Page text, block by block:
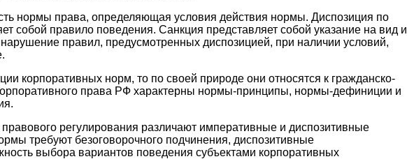
нормы права, определяющая условия действия нормы. Диспозиция по
собой правило поведения. Санкция представляет собой указание на вид и
нарушение правил, предусмотренных диспозицией, при наличии условий,
корпоративных норм, то по своей природе они относятся к гражданско-
права РФ характерны нормы-принципы, нормы-дефиниции и
регулирования различают императивные и диспозитивные
требуют безоговорочного подчинения, диспозитивные
выбора вариантов поведения субъектами корпоративных